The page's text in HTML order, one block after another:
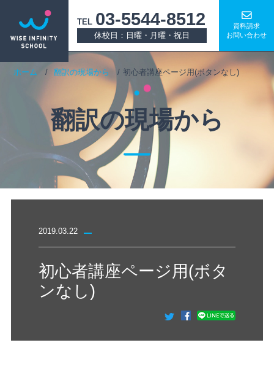
TEL 03-5544-8512
休校日：日曜・月曜・祝日
資料請求
お問い合わせ
ホーム 翻訳の現場から 初心者講座ページ用(ボタンなし)
翻訳の現場から
2019.03.22
初心者講座ページ用(ボタ
ンなし)